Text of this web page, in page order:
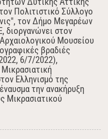
Πολιτιστικό Σύλλογο
τον Δήμο Μεγαρέων
στον
Μουσείου
βραδιές
6/7/2022),
Ελληνισμό της
την ανακήρυξη
Μικρασιατικού